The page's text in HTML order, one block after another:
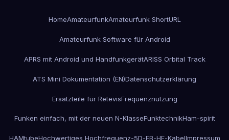
HomeAmateurfunkAmateurfunk ShortURL
Amateurfunk Software für Android
APRS mit Android und HandfunkgerätARISS Orbital Track
ATS Mini Dokumentation (EN)Datenschutzerklärung
Ersatzteile für RetevisFrequenznutzung
Funken einfach, mit der neuen N-KlasseFunktechnikHam-spirit
HAMtubeHochwertiges Hochfrequenz-5D-FB-HF-KabelImpressum